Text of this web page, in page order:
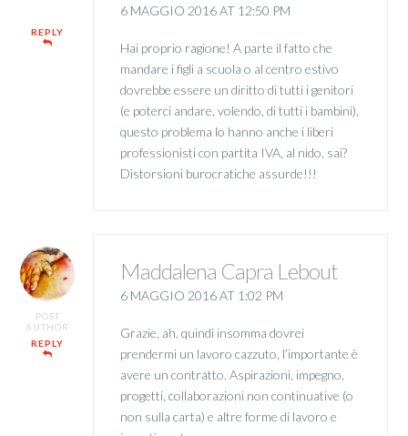
REPLY
6 MAGGIO 2016 AT 12:50 PM
Hai proprio ragione! A parte il fatto che
mandare i figli a scuola o al centro estivo
dovrebbe essere un diritto di tutti i genitori
(e poterci andare, volendo, di tutti i bambini),
questo problema lo hanno anche i liberi
professionisti con partita IVA, al nido, sai?
Distorsioni burocratiche assurde!!!
POST
AUTHOR
REPLY
Maddalena Capra Lebout
6 MAGGIO 2016 AT 1:02 PM
Grazie, ah, quindi insomma dovrei
prendermi un lavoro cazzuto, l’importante è
avere un contratto. Aspirazioni, impegno,
progetti, collaborazioni non continuative (o
non sulla carta) e altre forme di lavoro e